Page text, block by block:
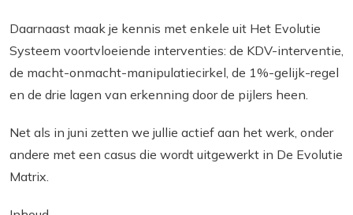
Daarnaast maak je kennis met enkele uit Het Evolutie
Systeem voortvloeiende interventies: de KDV-interventie,
de macht-onmacht-manipulatiecirkel, de 1%-gelijk-regel
en de drie lagen van erkenning door de pijlers heen.
Net als in juni zetten we jullie actief aan het werk, onder
andere met een casus die wordt uitgewerkt in De Evolutie
Matrix.